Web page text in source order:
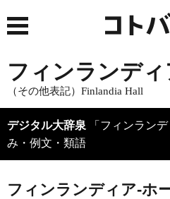
フィンランデ
（その他表記）Finlandia Hall
デジタル大辞泉 「フィンラン
み・例文・類語
フィンランディア‐ホ